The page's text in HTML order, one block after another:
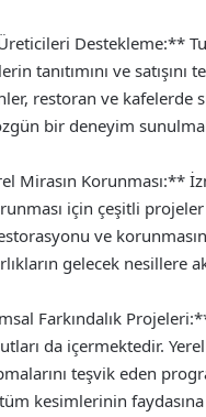
Destekleme:**
tanıtımını ve
restoran ve kafelerde
bir deneyim
Mirasın Korunması:**
için çeşitli
ve
gelecek nesillere
Farkındalık
da içermektedir.
teşvik eden
kesimlerinin